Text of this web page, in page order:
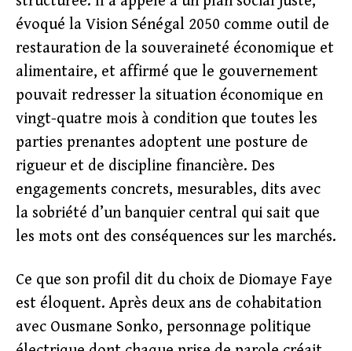
évoqué la Vision Sénégal 2050 comme outil de
restauration de la souveraineté économique et
alimentaire, et affirmé que le gouvernement
pouvait redresser la situation économique en
vingt-quatre mois à condition que toutes les
parties prenantes adoptent une posture de
rigueur et de discipline financière. Des
engagements concrets, mesurables, dits avec
la sobriété d’un banquier central qui sait que
les mots ont des conséquences sur les marchés.
Ce que son profil dit du choix de Diomaye Faye
est éloquent. Après deux ans de cohabitation
avec Ousmane Sonko, personnage politique